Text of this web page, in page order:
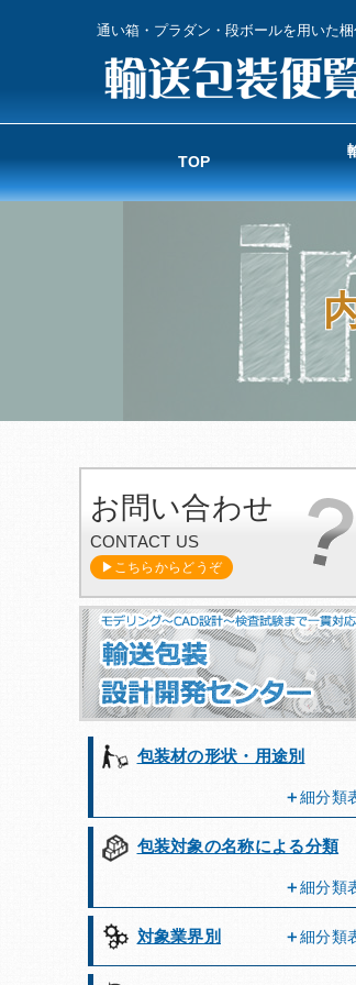
通い箱・プラダン・段ボールを用いた
TOP
お問い合わせ
CONTACT US
▶こちらからどうぞ
包装材の形状・用途別
細分類
包装対象の名称による分類
細分類
対象業界別 細分類